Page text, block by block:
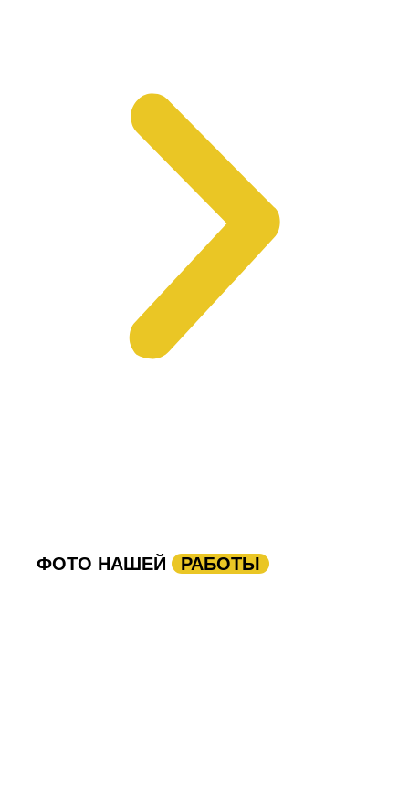
ФОТО НАШЕЙ РАБОТЫ